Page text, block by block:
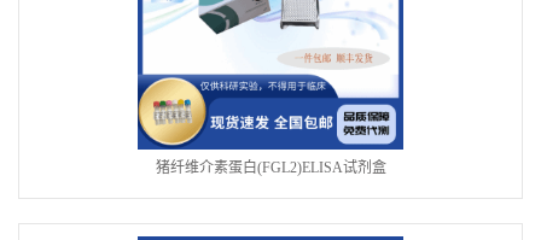
猪纤维介素蛋白(FGL2)ELISA试剂盒